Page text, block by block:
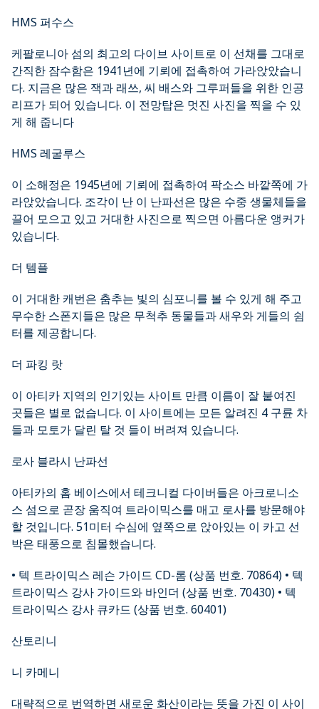
HMS 퍼수스
케팔로니아 섬의 최고의 다이브 사이트로 이 선채를 그대로
간직한 잠수함은 1941년에 기뢰에 접촉하여 가라앉았습니
다. 지금은 많은 잭과 래쓰, 씨 배스와 그루퍼들을 위한 인공
리프가 되어 있습니다. 이 전망탑은 멋진 사진을 찍을 수 있
게 해 줍니다
HMS 레굴루스
이 소해정은 1945년에 기뢰에 접촉하여 팍소스 바깥쪽에 가
라앉았습니다. 조각이 난 이 난파선은 많은 수중 생물체들을
끌어 모으고 있고 거대한 사진으로 찍으면 아름다운 앵커가
있습니다.
더 템플
이 거대한 캐번은 춤추는 빛의 심포니를 볼 수 있게 해 주고
무수한 스폰지들은 많은 무척추 동물들과 새우와 게들의 쉼
터를 제공합니다.
더 파킹 랏
이 아티카 지역의 인기있는 사이트 만큼 이름이 잘 붙여진
곳들은 별로 없습니다. 이 사이트에는 모든 알려진 4 구륜 차
들과 모토가 달린 탈 것 들이 버려져 있습니다.
로사 블라시 난파선
아티카의 홈 베이스에서 테크니컬 다이버들은 아크로니소
스 섬으로 곧장 움직여 트라이믹스를 매고 로사를 방문해야
할 것입니다. 51미터 수심에 옆쪽으로 앉아있는 이 카고 선
박은 태풍으로 침몰했습니다.
• 텍 트라이믹스 레슨 가이드 CD-롬 (상품 번호. 70864) • 텍
트라이믹스 강사 가이드와 바인더 (상품 번호. 70430) • 텍
트라이믹스 강사 큐카드 (상품 번호. 60401)
산토리니
니 카메니
대략적으로 번역하면 새로운 화산이라는 뜻을 가진 이 사이